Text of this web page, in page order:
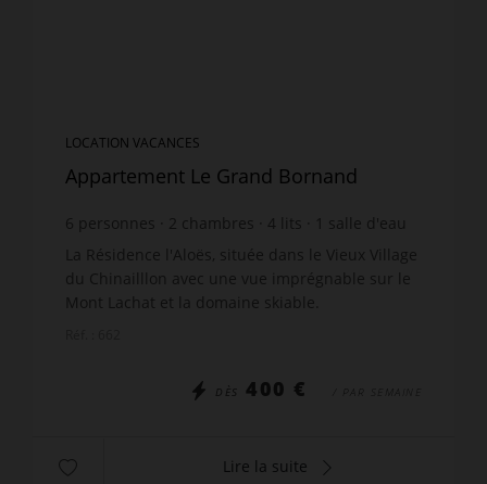
LOCATION VACANCES
Appartement Le Grand Bornand
6 personnes 2 chambres 4 lits
salle d'eau
wi-fi
La Résidence l'Aloës, située dans le Vieux Village
du Chinailllon avec une vue imprégnable sur le
Mont Lachat et la domaine skiable.
DÈS 400 € / PAR SEMAINE
Lire la suite